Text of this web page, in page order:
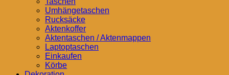
Umhängetaschen
Rucksäcke
Aktenkoffer
Aktentaschen / Aktenmappen
Laptoptaschen
Einkaufen
Körbe